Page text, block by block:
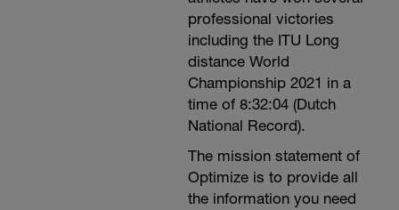
professional victories
including the ITU Long
distance World
Championship 2021 in a
time of 8:32:04 (Dutch
National Record).
The mission statement of
Optimize is to provide all
the information you need